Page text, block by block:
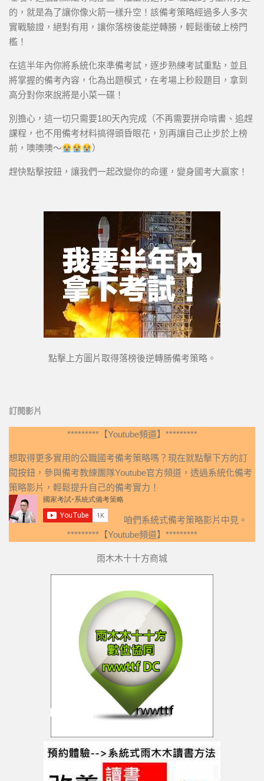
的，就是為了讓你像火箭一樣升空！該備考策略經過多人多次
實戰驗證，絕對有用，讓你落榜後能逆轉勝，輕鬆衝破上榜門
檻！
在這半年內你將系統化來準備考試，逐步熟練考試重點，並且
將掌握的備考內容，化為出題模式，在考場上秒殺題目，拿到
高分對你來說將是小菜一碟！
別擔心，這一切只需要180天內完成（不再需要拼命啃書、追趕
課程，也不用備考材料搞得頭昏眼花，別再讓自己止步於上榜
前，噢噢噢～
）
趕快點擊按鈕，讓我們一起改變你的命運，變身國考大贏家！
點擊上方圖片取得落榜後逆轉勝備考策略。
訂閱影片
*********【Youtube頻道】*********
想取得更多實用的公職國考備考策略嗎？現在就點擊下方的訂
閱按鈕，參與備考教練團隊Youtube官方頻道，透過系統化備考
策略影片，輕鬆提升自己的備考實力！
咱們系統式備考策略影片中見。
*********【Youtube頻道】*********
雨木木十十方商城